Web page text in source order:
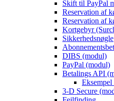
Skift til PayPal
Reservation af
Reservation af
Kortgebyr
Sikkerhedsnøgle
DIBS (modul)
PayPal (modul)
Betalings API
3-D Secure